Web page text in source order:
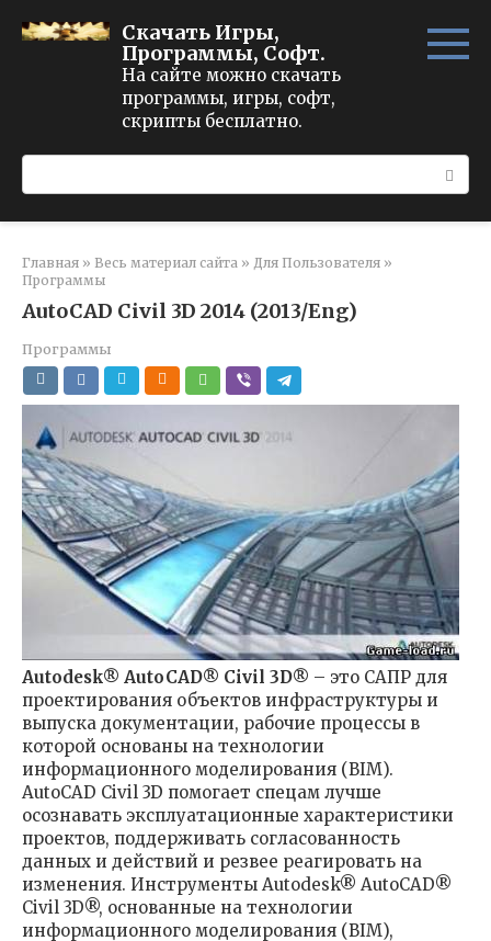
Скачать Игры,
Программы, Софт.
На сайте можно скачать
программы, игры, софт,
скрипты бесплатно.
Главная » Весь материал сайта » Для Пользователя »
Программы
AutoCAD Civil 3D 2014 (2013/Eng)
Программы
Autodesk® AutoCAD® Civil 3D® – это САПР для
проектирования объектов инфраструктуры и
выпуска документации, рабочие процессы в
которой основаны на технологии
информационного моделирования (BIM).
AutoCAD Civil 3D помогает спецам лучше
осознавать эксплуатационные характеристики
проектов, поддерживать согласованность
данных и действий и резвее реагировать на
изменения. Инструменты Autodesk® AutoCAD®
Civil 3D®, основанные на технологии
информационного моделирования (BIM),